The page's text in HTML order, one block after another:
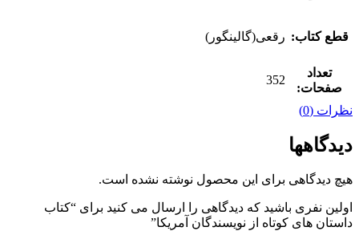
قطع کتاب: رقعی(گالینگور)
تعداد
صفحات:
352
نظرات (0)
دیدگاهها
هیچ دیدگاهی برای این محصول نوشته نشده است.
اولین نفری باشید که دیدگاهی را ارسال می کنید برای “کتاب
داستان های کوتاه از نویسندگان آمریکا”